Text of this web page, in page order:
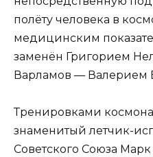
полёту человека в
медицинским
заменён Григорием
Варламов — Валерием
Тренировками
знаменитый летчик-
Советского Союза